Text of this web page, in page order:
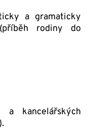
a gramaticky
rodiny do
a kancelářských